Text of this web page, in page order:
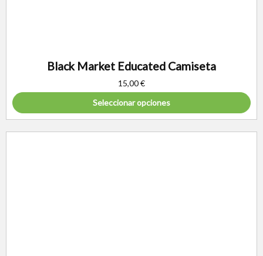
Black Market Educated Camiseta
15,00€
Seleccionar opciones